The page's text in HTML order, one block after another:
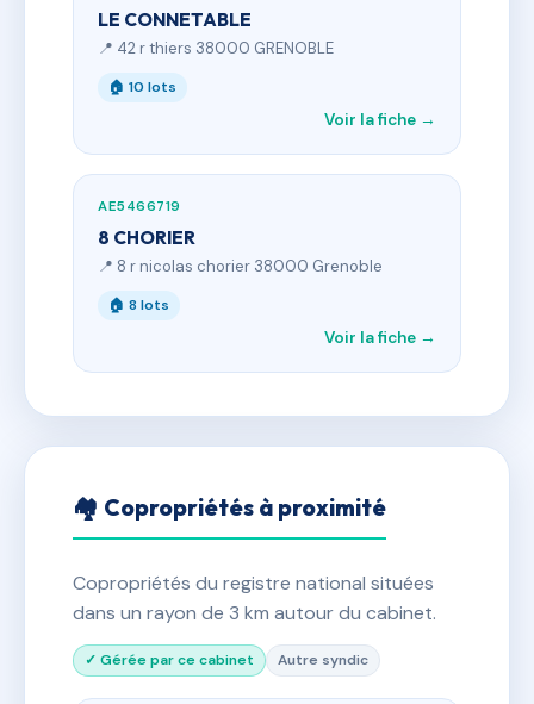
LE CONNETABLE
📍 42 r thiers 38000 GRENOBLE
🏠 10 lots
Voir la fiche →
AE5466719
8 CHORIER
📍 8 r nicolas chorier 38000 Grenoble
🏠 8 lots
Voir la fiche →
🏘 Copropriétés à proximité
Copropriétés du registre national situées
dans un rayon de 3 km autour du cabinet.
✓ Gérée par ce cabinet Autre syndic